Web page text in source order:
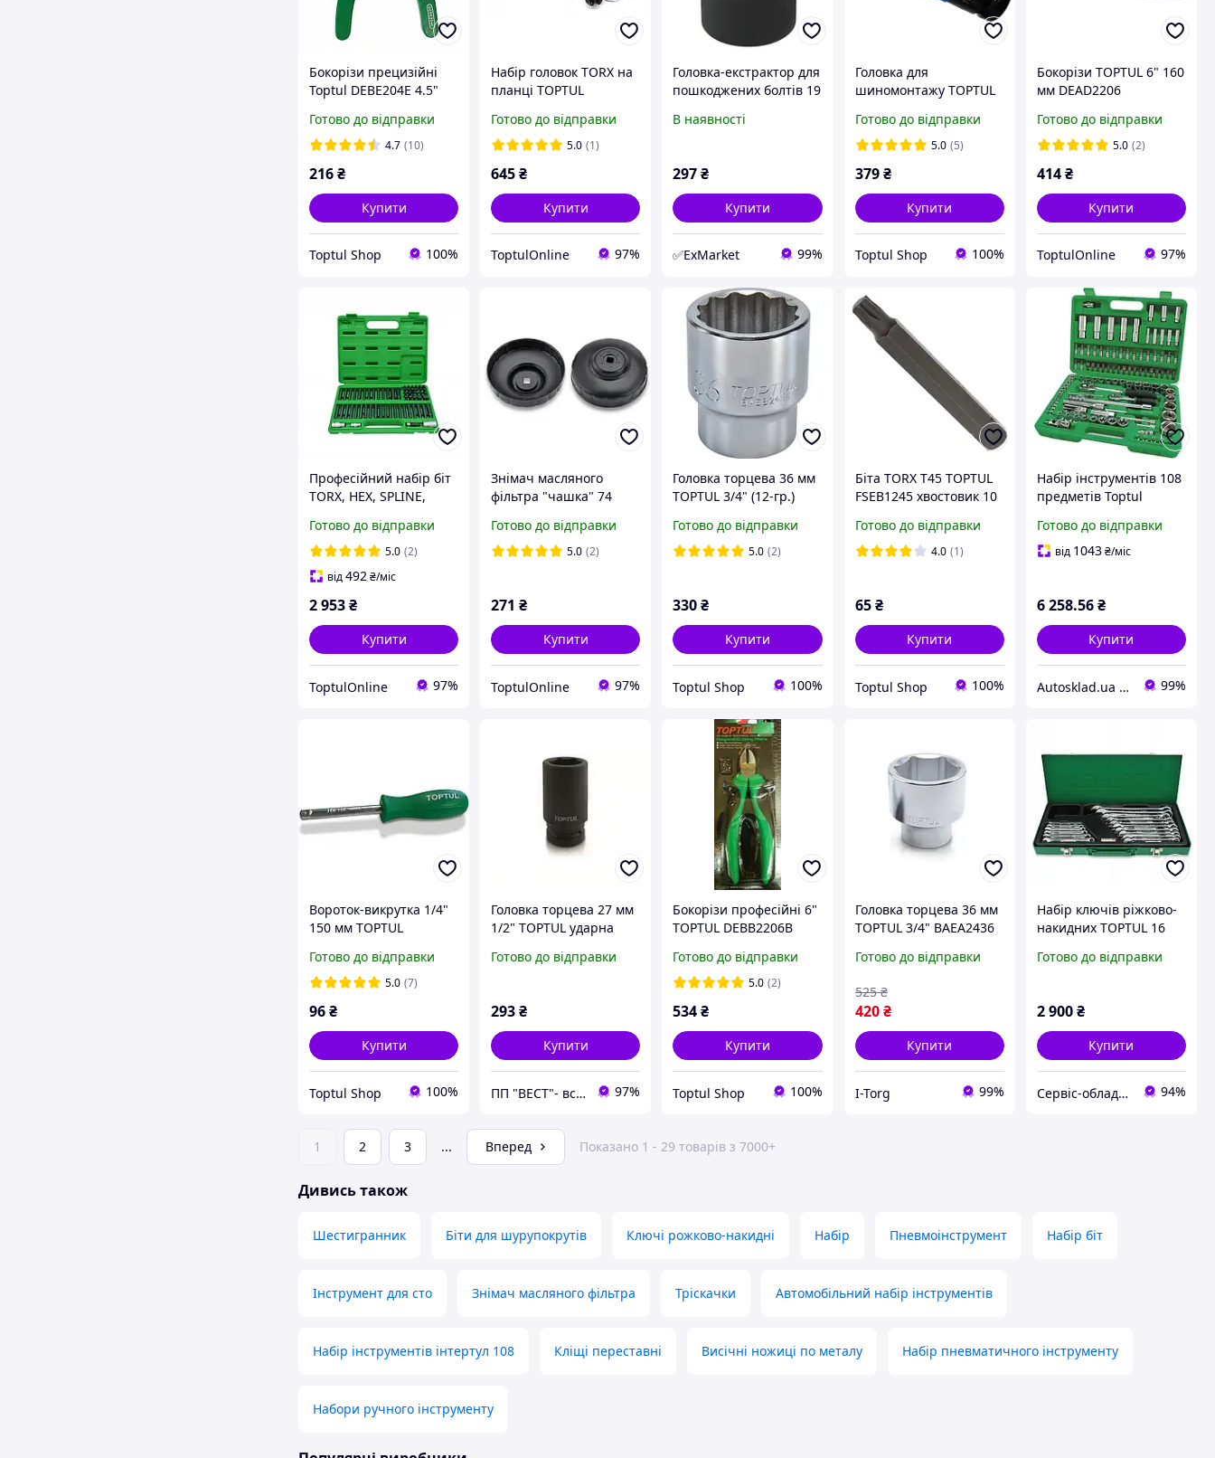
Бокорізи прецизійні
Toptul DEBE204E 4.5"
пластику
Готово до відправки
4.7 (10)
216₴
Купити
Toptul Shop 100%
Набір головок TORX на
планці TOPTUL
GAAR1402
Готово до відправки
5.0 (1)
645₴
Купити
ToptulOnline 97%
Головка-екстрактор для
пошкоджених болтів 19
BAAK1619
В наявності
297₴
Купити
✅ExMarket 99%
Головка для
шиномонтажу TOPTUL
17мм Pro-Series
KABP1617
Готово до відправки
5.0 (5)
379 ₴
Купити
Toptul Shop 100%
Бокорізи TOPTUL 6" 160
мм DEAD2206
Готово до відправки
5.0 (2)
414₴
Купити
ToptulOnline 97%
Професійний набір біт
TORX, HEX, SPLINE,
GCAI6003
Готово до відправки
5.0 (2)
від492₴/міс
2 953₴
Купити
ToptulOnline 97%
Знімач масляного
фільтра "чашка" 74
JDAH7414
Готово до відправки
5.0 (2)
271 ₴
Купити
ToptulOnline 97%
Головка торцева 36 мм
TOPTUL 3/4" (12-гр.)
Готово до відправки
5.0 (2)
330₴
Купити
Toptul Shop 100%
Біта TORX T45 TOPTUL
FSEB1245 хвостовик 10
Готово до відправки
4.0 (1)
65 ₴
Купити
Toptul Shop 100%
Набір інструментів 108
предметів Toptul
Готово до відправки
від 1043₴/міс
6 258.56₴
Купити
Autosklad.ua – фарби, автоемалі, герметики, лаки, набори інструментів, компресори 99%
Вороток-викрутка 1/4"
150 мм TOPTUL
приєднувальним
квадратом
Готово до відправки
5.0 (7)
96₴
Купити
Toptul Shop 100%
Головка торцева 27 мм
1/2" TOPTUL ударна
Готово до відправки
293₴
Купити
ПП "ВЕСТ"- все для зварки, спецодяг та взуття, пожежна безпека, покрівельні матеріали. 97%
Бокорізи професійні 6"
TOPTUL DEBB2206B
Готово до відправки
5.0 (2)
534₴
Купити
Toptul Shop 100%
Головка торцева 36 мм
TOPTUL 3/4" BAEA2436
Готово до відправки
420 ₴
525 ₴
Купити
I-Torg 99%
Набір ключів ріжково-
накидних TOPTUL 16
GAAD1603
Готово до відправки
2 900₴
Купити
Сервіс-обладнання 94%
1 2 3 ... Вперед Показано 1 - 29 товарів з 7000+
Дивись також
Шестигранник Біти для шурупокрутів Ключі рожково-накидні Набір Пневмоінструмент Набір біт
Інструмент для сто Знімач масляного фільтра Тріскачки Автомобільний набір інструментів
Набір інструментів інтертул 108 Кліщі переставні Висічні ножиці по металу Набір пневматичного інструменту
Набори ручного інструменту